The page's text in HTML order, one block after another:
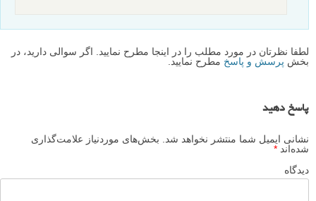
لطفا نظرتان در مورد مطلب را در اینجا مطرح نمایید. اگر سوالی دارید، در
بخش پرسش و پاسخ مطرح نمایید.
پاسخ دهید
نشانی ایمیل شما منتشر نخواهد شد.
بخش‌های موردنیاز علامت‌گذاری
شده‌اند *
دیدگاه